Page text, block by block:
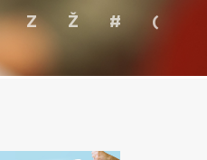
Z Ž # (